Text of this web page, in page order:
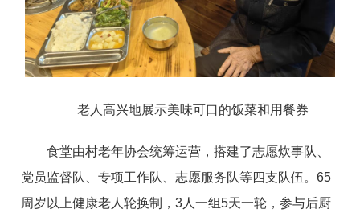
老人高兴地展示美味可口的饭菜和用餐券
食堂由村老年协会统筹运营，搭建了志愿炊事队、
党员监督队、专项工作队、志愿服务队等四支队伍。65
周岁以上健康老人轮换制，3人一组5天一轮，参与后厨